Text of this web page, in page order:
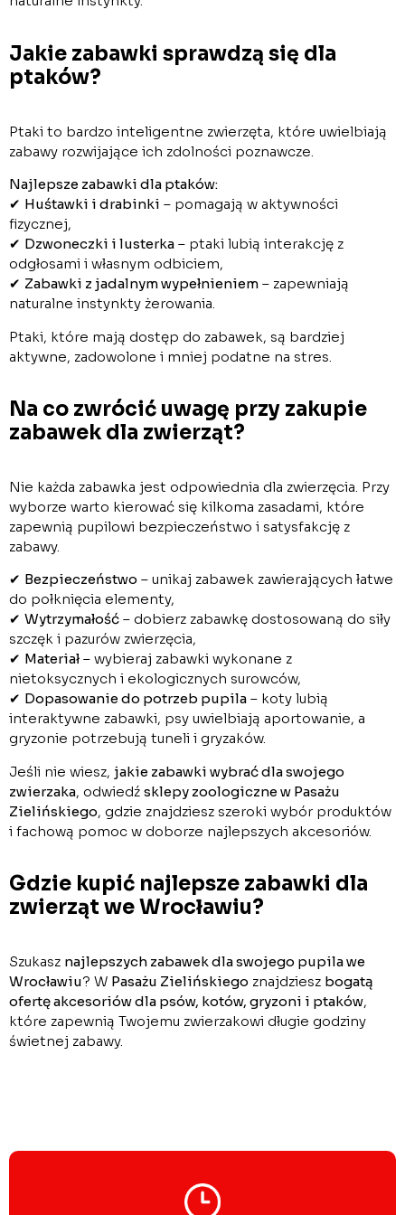
Jakie zabawki sprawdzą się dla
ptaków?
Ptaki to bardzo inteligentne zwierzęta, które uwielbiają
zabawy rozwijające ich zdolności poznawcze.
Najlepsze zabawki dla ptaków:
✔ Huśtawki i drabinki – pomagają w aktywności
fizycznej,
✔ Dzwoneczki i lusterka – ptaki lubią interakcję z
odgłosami i własnym odbiciem,
✔ Zabawki z jadalnym wypełnieniem – zapewniają
naturalne instynkty żerowania.
Ptaki, które mają dostęp do zabawek, są bardziej
aktywne, zadowolone i mniej podatne na stres.
Na co zwrócić uwagę przy zakupie
zabawek dla zwierząt?
Nie każda zabawka jest odpowiednia dla zwierzęcia. Przy
wyborze warto kierować się kilkoma zasadami, które
zapewnią pupilowi bezpieczeństwo i satysfakcję z
zabawy.
✔ Bezpieczeństwo – unikaj zabawek zawierających łatwe
do połknięcia elementy,
✔ Wytrzymałość – dobierz zabawkę dostosowaną do siły
szczęk i pazurów zwierzęcia,
✔ Materiał – wybieraj zabawki wykonane z
nietoksycznych i ekologicznych surowców,
✔ Dopasowanie do potrzeb pupila – koty lubią
interaktywne zabawki, psy uwielbiają aportowanie, a
gryzonie potrzebują tuneli i gryzaków.
Jeśli nie wiesz, jakie zabawki wybrać dla swojego
zwierzaka, odwiedź sklepy zoologiczne w Pasażu
Zielińskiego, gdzie znajdziesz szeroki wybór produktów
i fachową pomoc w doborze najlepszych akcesoriów.
Gdzie kupić najlepsze zabawki dla
zwierząt we Wrocławiu?
Szukasz najlepszych zabawek dla swojego pupila we
Wrocławiu? W Pasażu Zielińskiego znajdziesz bogatą
ofertę akcesoriów dla psów, kotów, gryzoni i ptaków,
które zapewnią Twojemu zwierzakowi długie godziny
świetnej zabawy.